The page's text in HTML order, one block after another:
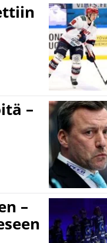
–
–